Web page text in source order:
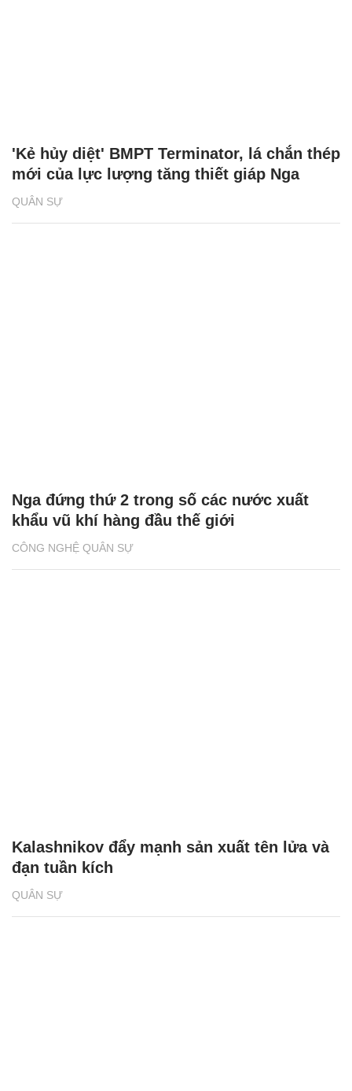
QUÂN SỰ
'Kẻ hủy diệt' BMPT Terminator, lá chắn thép
mới của lực lượng tăng thiết giáp Nga
CÔNG NGHỆ QUÂN SỰ
Nga đứng thứ 2 trong số các nước xuất
khẩu vũ khí hàng đầu thế giới
QUÂN SỰ
Kalashnikov đẩy mạnh sản xuất tên lửa và
đạn tuần kích